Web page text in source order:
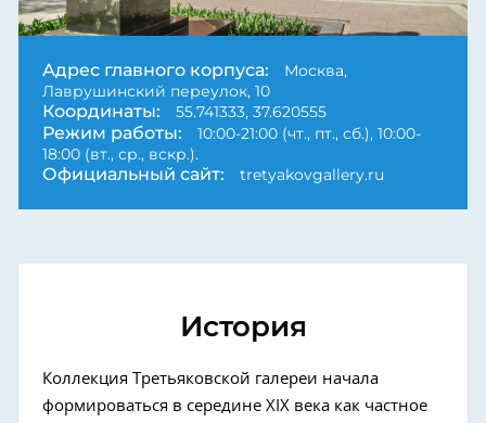
Адрес главного корпуса:
Москва,
Лаврушинский переулок, 10
Координаты: 55.741333, 37.620555
Режим работы:
10:00-21:00 (чт., пт., сб.), 10:00-
18:00 (вт., ср., вскр.).
Официальный сайт: tretyakovgallery.ru
История
Коллекция Третьяковской галереи начала
формироваться в середине XIX века как частное